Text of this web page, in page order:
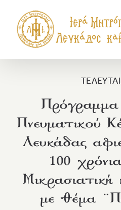
περιεχόμενο
Πρόγραμμα
Πνευματικού
Λευκάδας
100
με θέμα